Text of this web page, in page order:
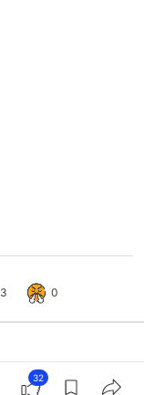
3 0
32